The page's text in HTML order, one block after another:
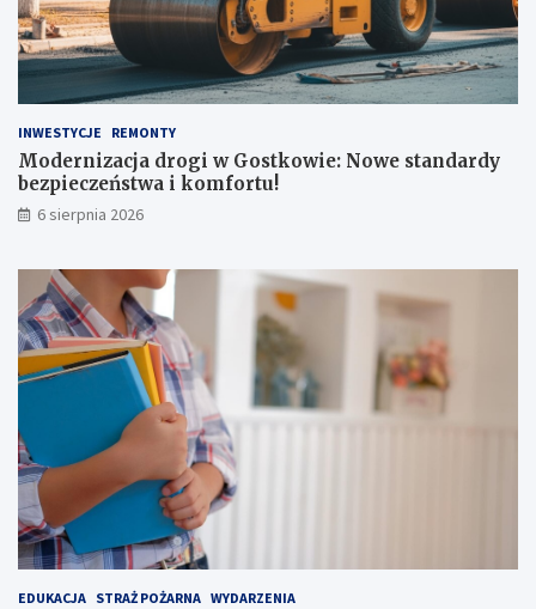
INWESTYCJE REMONTY
Modernizacja drogi w Gostkowie: Nowe standardy
bezpieczeństwa i komfortu!
6 sierpnia 2026
EDUKACJA STRAŻ POŻARNA WYDARZENIA